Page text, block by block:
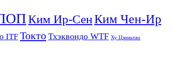
Ким Ир-СенКим Чен-Ир
ITF Токто Тхэквондо WTF Ху Цзиньтао